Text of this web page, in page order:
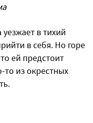
в тихий
в себя. Но горе
ей предстоит
то из окрестных